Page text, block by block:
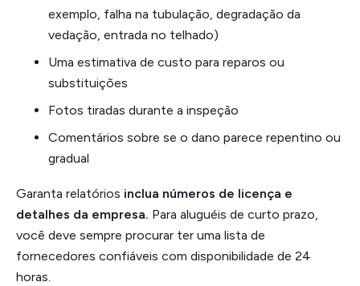
exemplo, falha na tubulação, degradação da
vedação, entrada no telhado)
Uma estimativa de custo para reparos ou
substituições
Fotos tiradas durante a inspeção
Comentários sobre se o dano parece repentino ou
gradual
Garanta relatórios inclua números de licença e
detalhes da empresa. Para aluguéis de curto prazo,
você deve sempre procurar ter uma lista de
fornecedores confiáveis com disponibilidade de 24
horas.